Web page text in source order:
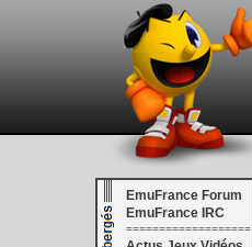
EmuFrance Forum
EmuFrance IRC
===================